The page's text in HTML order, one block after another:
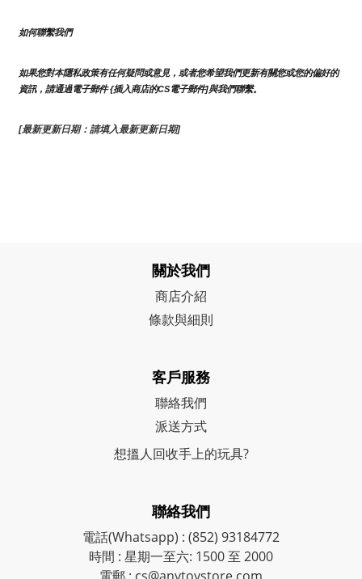
如何聯繫我們
如果您對本隱私政策有任何疑問或意見，或者您希望我們更新有關您或您的偏好的
資訊，請通過電子郵件 {插入商店的CS電子郵件]與我們聯繫。
[最新更新日期：請填入最新更新日期]
關於我們
商店介紹
條款與細則
客戶服務
聯絡我們
派送方式
想搵人回收手上的玩具?
聯絡我們
電話(Whatsapp) : (852) 93184772
時間 : 星期一至六: 1500 至 2000